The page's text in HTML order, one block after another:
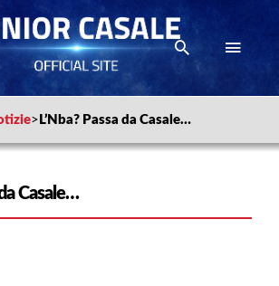
> L’Nba? Passa da Casale…
Casale…